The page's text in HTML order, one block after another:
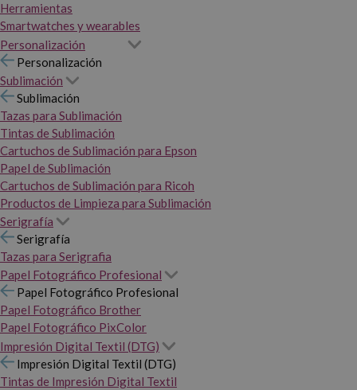
Herramientas
Smartwatches y wearables
Personalización
Personalización
Sublimación
Sublimación
Tazas para Sublimación
Tintas de Sublimación
Cartuchos de Sublimación para Epson
Papel de Sublimación
Cartuchos de Sublimación para Ricoh
Productos de Limpieza para Sublimación
Serigrafía
Serigrafía
Tazas para Serigrafia
Papel Fotográfico Profesional
Papel Fotográfico Profesional
Papel Fotográfico Brother
Papel Fotográfico PixColor
Impresión Digital Textil (DTG)
Impresión Digital Textil (DTG)
Tintas de Impresión Digital Textil